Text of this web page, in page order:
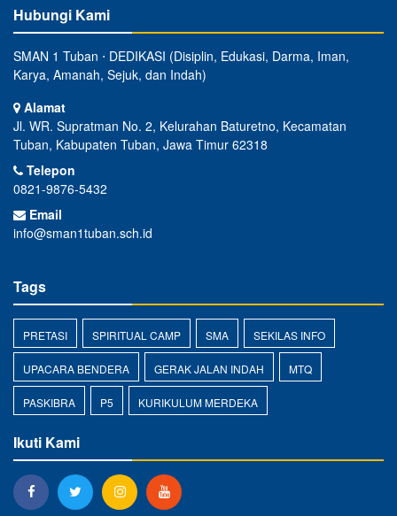
Hubungi Kami
SMAN 1 Tuban ⋅ DEDIKASI (Disiplin, Edukasi, Darma, Iman,
Karya, Amanah, Sejuk, dan Indah)
Alamat
Jl. WR. Supratman No. 2, Kelurahan Baturetno, Kecamatan
Tuban, Kabupaten Tuban, Jawa Timur 62318
Telepon
0821-9876-5432
Email
info@sman1tuban.sch.id
Tags
PRETASI SPIRITUAL CAMP SMA SEKILAS INFO
UPACARA BENDERA GERAK JALAN INDAH MTQ
PASKIBRA P5 KURIKULUM MERDEKA
Ikuti Kami